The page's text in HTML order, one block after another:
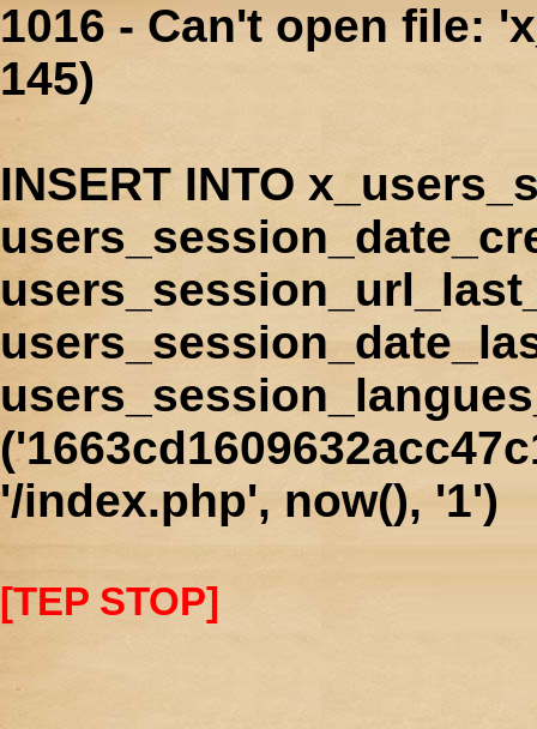
1016 - Can't open file:
145)
INSERT INTO
'/index.php', now(), '1')
[TEP STOP]